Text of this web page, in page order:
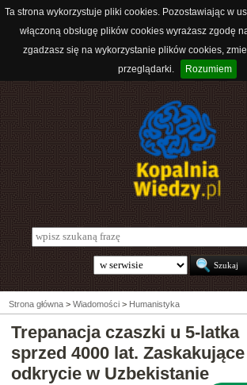
Ta strona wykorzystuje pliki cookies. Pozostawiając w
włączoną obsługę plików cookies wyrażasz zgodę
zgadzasz się na wykorzystanie plików cookies,
przeglądarki.
Rozumiem
Strona główna > Wiadomości > Humanistyka
Trepanacja czaszki u 5-latka
sprzed 4000 lat. Zaskakujące
odkrycie w Uzbekistanie